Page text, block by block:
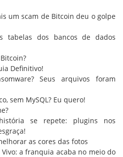
um scam de Bitcoin deu o golpe
tabelas dos bancos de dados
Definitivo!
Seus arquivos foram
sem MySQL? Eu quero!
se repete: plugins nos
as cores das fotos
a franquia acaba no meio do